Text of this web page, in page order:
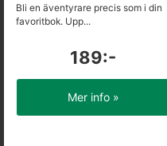
Bli en äventyrare precis som i din
favoritbok. Upp...
189:-
Mer info »